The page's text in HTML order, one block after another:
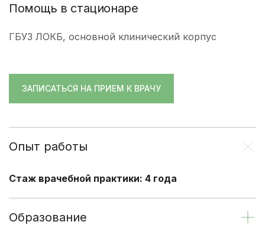
Помощь в стационаре
ГБУЗ ЛОКБ, основной клинический корпус
ЗАПИСАТЬСЯ НА ПРИЕМ К ВРАЧУ
Опыт работы
Стаж врачебной практики: 4 года
Образование